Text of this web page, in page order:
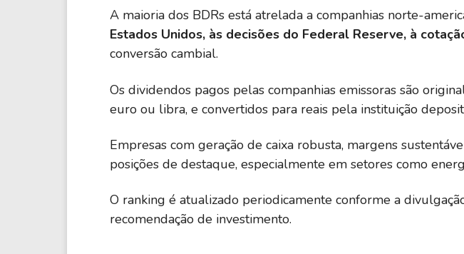
A maioria dos BDRs está atrelada a companhias norte-
Estados Unidos, às decisões do Federal Reserve, à
conversão cambial.
Os dividendos pagos pelas companhias emissoras são
euro ou libra, e convertidos para reais pela instituição
Empresas com geração de caixa robusta, margens
posições de destaque, especialmente em setores como
O ranking é atualizado periodicamente conforme a
recomendação de investimento.